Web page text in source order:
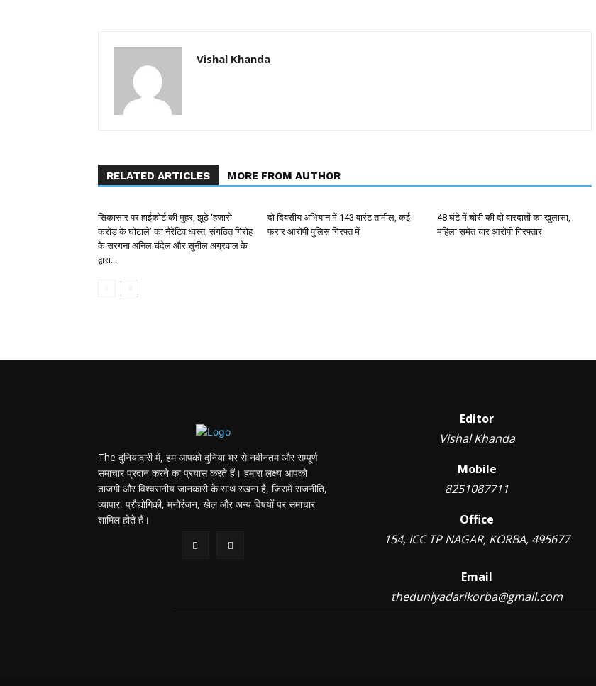
Vishal Khanda
RELATED ARTICLES MORE FROM AUTHOR
सिकासार पर हाईकोर्ट की मुहर, झूठे ‘हजारों
करोड़ के घोटाले’ का नैरेटिव ध्वस्त, संगठित गिरोह
के सरगना अनिल चंदेल और सुनील अग्रवाल के
द्वारा...
दो दिवसीय अभियान में 143 वारंट तामील, कई
फरार आरोपी पुलिस गिरफ्त में
48 घंटे में चोरी की दो वारदातों का खुलासा,
महिला समेत चार आरोपी गिरफ्तार
The दुनियादारी में, हम आपको दुनिया भर से नवीनतम और सम्पूर्ण
समाचार प्रदान करने का प्रयास करते हैं। हमारा लक्ष्य आपको
ताजगी और विश्वसनीय जानकारी के साथ रखना है, जिसमें राजनीति,
व्यापार, प्रौद्योगिकी, मनोरंजन, खेल और अन्य विषयों पर समाचार
शामिल होते हैं।
Editor
Vishal Khanda
Mobile
8251087711
Office
154, ICC TP NAGAR, KORBA, 495677
Email
theduniyadarikorba@gmail.com